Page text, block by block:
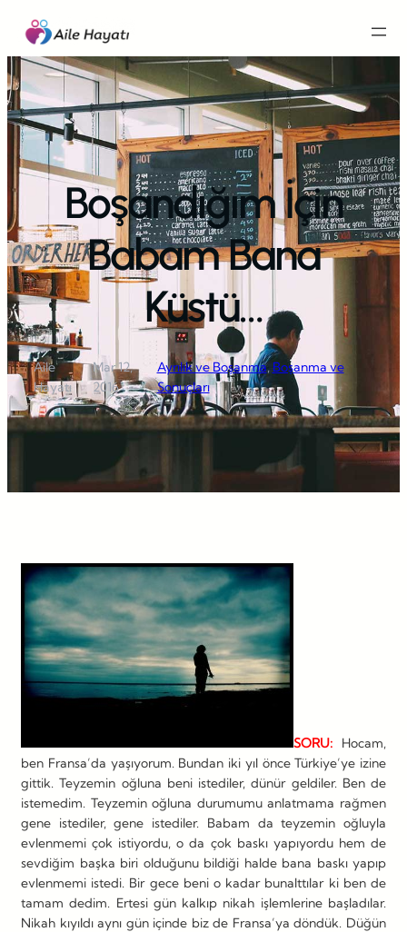
İçeriğe
geç
Boşandığım İçin
Babam Bana
Küstü…
Aile
Hayatı
·
Mar 12,
2016
·
Ayrılık ve Boşanma, Boşanma ve
Sonuçları
SORU: Hocam,
ben Fransa’da yaşıyorum. Bundan iki yıl önce Türkiye’ye izine
gittik. Teyzemin oğluna beni istediler, dünür geldiler. Ben de
istemedim. Teyzemin oğluna durumumu anlatmama rağmen
gene istediler, gene istediler. Babam da teyzemin oğluyla
evlenmemi çok istiyordu, o da çok baskı yapıyordu hem de
sevdiğim başka biri olduğunu bildiği halde bana baskı yapıp
evlenmemi istedi. Bir gece beni o kadar bunalttılar ki ben de
tamam dedim. Ertesi gün kalkıp nikah işlemlerine başladılar.
Nikah kıyıldı aynı gün içinde biz de Fransa’ya döndük. Düğün